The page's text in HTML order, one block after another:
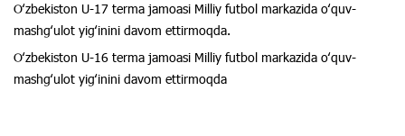
Oʻzbekiston U-17 terma jamoasi Milliy futbol markazida oʻquv-
mashgʻulot yigʻinini davom ettirmoqda.
Oʻzbekiston U-16 terma jamoasi Milliy futbol markazida oʻquv-
mashgʻulot yigʻinini davom ettirmoqda